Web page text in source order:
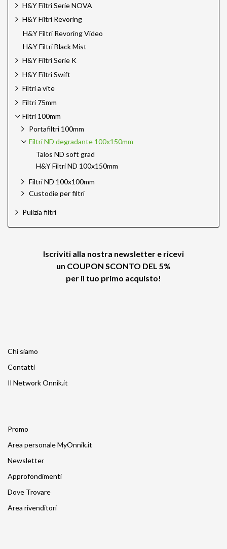
H&Y Filtri Serie NOVA
H&Y Filtri Revoring
H&Y Filtri Revoring Video
H&Y Filtri Black Mist
H&Y Filtri Serie K
H&Y Filtri Swift
Filtri a vite
Filtri 75mm
Filtri 100mm
Portafiltri 100mm
Filtri ND degradante 100x150mm
Talos ND soft grad
H&Y Filtri ND 100x150mm
Filtri ND 100x100mm
Custodie per filtri
Pulizia filtri
Iscriviti alla nostra newsletter e ricevi
un COUPON SCONTO DEL 5%
per il tuo primo acquisto!
Chi siamo
Contatti
Il Network Onnik.it
Promo
Area personale MyOnnik.it
Newsletter
Approfondimenti
Dove Trovare
Area rivenditori